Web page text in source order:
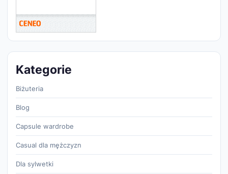
Kategorie
Biżuteria
Blog
Capsule wardrobe
Casual dla mężczyzn
Dla sylwetki